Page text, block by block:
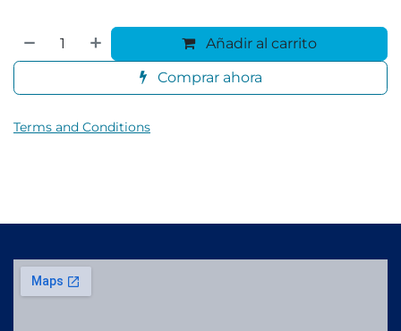
Añadir al carrito
Comprar ahora
Terms and Conditions